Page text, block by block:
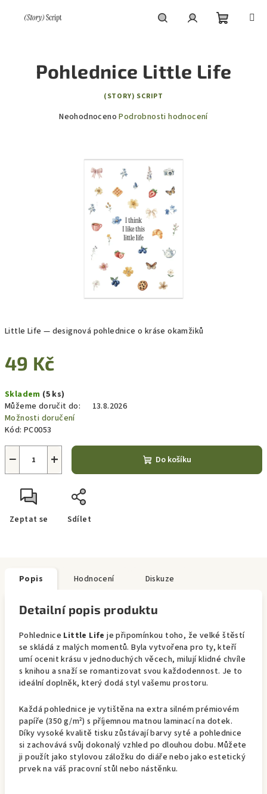
košík
Little Life — designová pohlednice o kráse okamžiků
49 Kč
cena:
Skladem (5 ks)
Můžeme doručit do:
13.8.2026
Možnosti doručení
Kód: PC0053
+
− Do košíku
Zeptat se Sdílet
Pohlednice Little Life
(STORY) SCRIPT
Průměrné
hvězdiček.
Neohodnoceno Podrobnosti hodnocení
Popis Hodnocení Diskuze
Detailní popis produktu
Pohlednice Little Life je připomínkou toho, že velké štěstí
se skládá z malých momentů. Byla vytvořena pro ty, kteří
umí ocenit krásu v jednoduchých věcech, milují klidné chvíle
s knihou a snaží se romantizovat svou každodennost. Je to
ideální doplněk, který dodá styl vašemu prostoru.
Každá pohlednice je vytištěna na extra silném prémiovém
papíře (350 g/m²) s příjemnou matnou laminací na dotek.
Díky vysoké kvalitě tisku zůstávají barvy syté a pohlednice
si zachovává svůj dokonalý vzhled po dlouhou dobu. Můžete
ji použít jako stylovou záložku do diáře nebo jako estetický
prvek na váš pracovní stůl nebo nástěnku.